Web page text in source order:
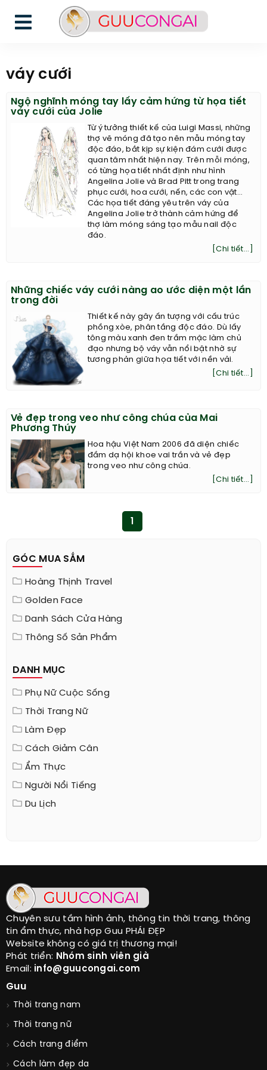
váy cưới
Ngộ nghĩnh móng tay lấy cảm hứng từ họa tiết
váy cưới của Jolie
Từ ý tưởng thiết kế của Luigi Massi, những
thợ vẽ móng đã tạo nên mẫu móng tay
độc đáo, bắt kịp sự kiện đám cưới được
quan tâm nhất hiện nay. Trên mỗi móng,
có từng họa tiết nhất định như hình
Angelina Jolie và Brad Pitt trong trang
phục cưới, hoa cưới, nến, các con vật...
Các họa tiết đáng yêu trên váy của
Angelina Jolie trở thành cảm hứng để
thợ làm móng sáng tạo mẫu nail độc
đáo.
[Chi tiết...]
Những chiếc váy cưới nàng ao ước diện một lần
trong đời
Thiết kế này gây ấn tượng với cấu trúc
phồng xòe, phân tầng độc đáo. Dù lấy
tông màu xanh đen trầm mặc làm chủ
đạo nhưng bộ váy vẫn nổi bật nhờ sự
tương phản giữa họa tiết với nền vải.
[Chi tiết...]
Vẻ đẹp trong veo như công chúa của Mai
Phương Thúy
Hoa hậu Việt Nam 2006 đã diện chiếc
đầm dạ hội khoe vai trần và vẻ đẹp
trong veo như công chúa.
[Chi tiết...]
GÓC MUA SẮM
Hoàng Thịnh Travel
Golden Face
Danh Sách Cửa Hàng
Thông Số Sản Phẩm
DANH MỤC
Phụ Nữ Cuộc Sống
Thời Trang Nữ
Làm Đẹp
Cách Giảm Cân
Ẩm Thực
Người Nổi Tiếng
Du Lịch
Chuyên sưu tầm hình ảnh, thông tin thời trang, thông
tin ẩm thực, nhà hợp Guu PHÁI ĐẸP
Website không có giá trị thương mại!
Phát triển: Nhóm sinh viên già
Email: info@guucongai.com
Guu
Thời trang nam
Thời trang nữ
Cách trang điểm
Cách làm đẹp da